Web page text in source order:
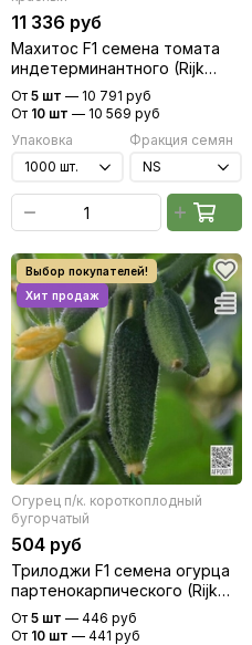
11 336 руб
Махитос F1 семена томата
индетерминантного (Rijk
Zwaan / Райк Цваан)
От 5 шт — 10 791 руб
От 10 шт — 10 569 руб
Упаковка
Фракция семян
Огурец п/к. короткоплодный
бугорчатый
504 руб
Трилоджи F1 семена огурца
партенокарпического (Rijk
Zwaan / Райк Цваан)
От 5 шт — 446 руб
От 10 шт — 441 руб